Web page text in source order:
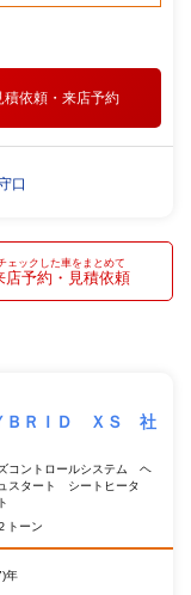
積依頼・来店予約
口
ェックした車をまとめて
店予約・見積依頼
ＢＲＩＤ ＸＳ 社
コントロールシステム ヘ
スタート シートヒータ
トーン
年